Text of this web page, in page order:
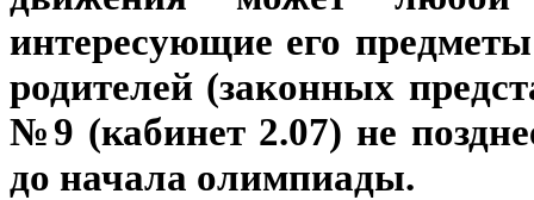
интересующие его
родителей (законных
№9 (кабинет 2.07) не
до начала олимпиады.